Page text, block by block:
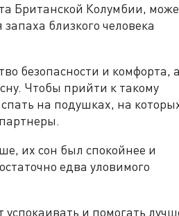
Британской Колумбии,
близкого человека
безопасности и комфорта, а
Чтобы прийти к такому
на подушках, на
их сон был спокойнее и
едва уловимого
и помогать